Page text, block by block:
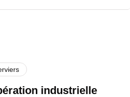
industrielle